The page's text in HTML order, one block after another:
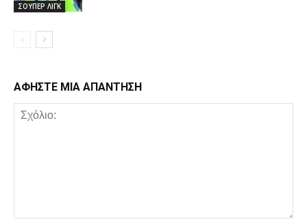
ΣΟΥΠΕΡ ΛΙΓΚ
ΑΦΗΣΤΕ ΜΙΑ ΑΠΑΝΤΗΣΗ